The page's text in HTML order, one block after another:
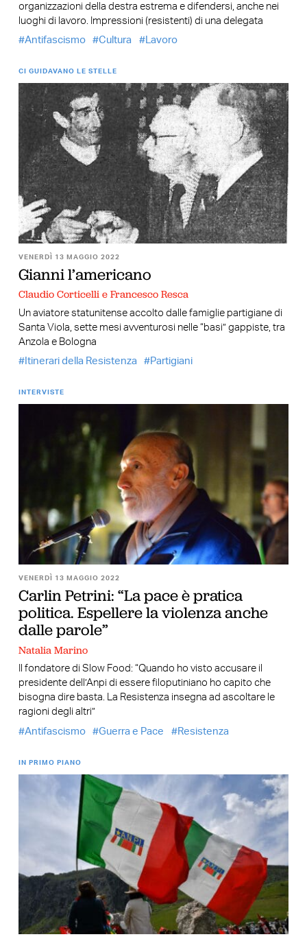
organizzazioni della destra estrema e difendersi, anche nei
luoghi di lavoro. Impressioni (resistenti) di una delegata
Antifascismo
Cultura Lavoro
CI GUIDAVANO LE STELLE
VENERDÌ 13 MAGGIO 2022
Gianni l’americano
Claudio Corticelli e Francesco Resca
Un aviatore statunitense accolto dalle famiglie partigiane di
Santa Viola, sette mesi avventurosi nelle “basi” gappiste, tra
Anzola e Bologna
Itinerari della Resistenza
Partigiani
INTERVISTE
VENERDÌ 13 MAGGIO 2022
Carlin Petrini: “La pace è pratica
politica. Espellere la violenza anche
dalle parole”
Natalia Marino
Il fondatore di Slow Food: “Quando ho visto accusare il
presidente dell’Anpi di essere filoputiniano ho capito che
bisogna dire basta. La Resistenza insegna ad ascoltare le
ragioni degli altri”
Antifascismo
Guerra e Pace Resistenza
IN PRIMO PIANO